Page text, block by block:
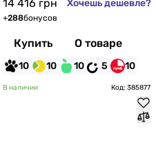
14 416 грн Хочешь дешевле?
+288бонусов
Купить О товаре
10 10 10 5 10
В наличии Код: 385877